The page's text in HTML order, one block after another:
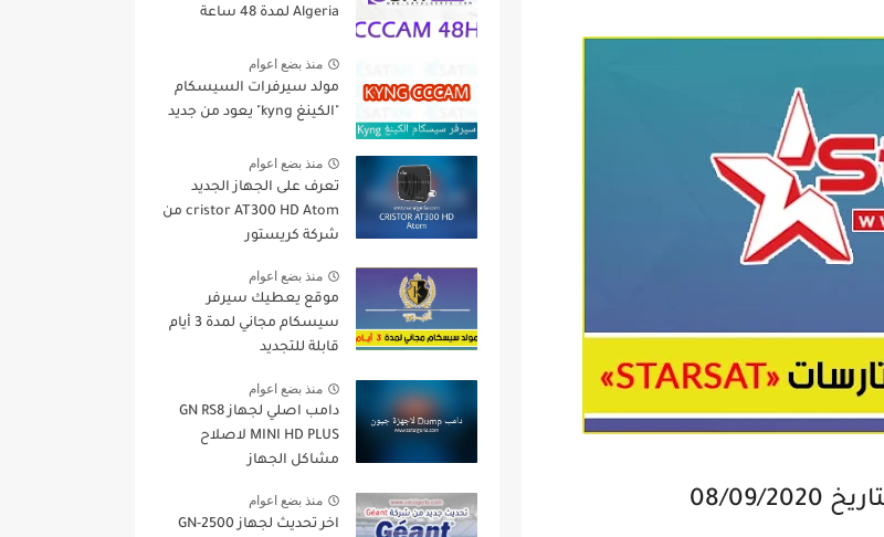
Algeria لمدة 48 ساعة
منذ بضع اعوام
مولد سيرفرات السيسكام
"الكينغ kyng" يعود من جديد
منذ بضع اعوام
تعرف على الجهاز الجديد
cristor AT300 HD Atom من
شركة كريستور
منذ بضع اعوام
موقع يعطيك سيرفر
سيسكام مجاني لمدة 3 أيام
قابلة للتجديد
منذ بضع اعوام
دامب اصلي لجهاز GN RS8
MINI HD PLUS لاصلاح
مشاكل الجهاز
منذ بضع اعوام
اخر تحديث لجهاز GN-2500